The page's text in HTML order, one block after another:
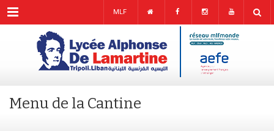
Menu MLF
Menu de la Cantine